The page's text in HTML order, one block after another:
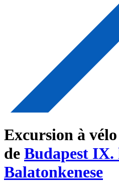
Excursion à
de Budapest
Balatonkenese